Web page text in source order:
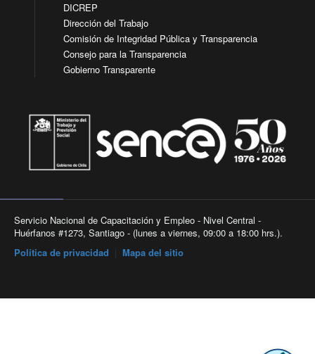
DICREP
Dirección del Trabajo
Comisión de Integridad Pública y Transparencia
Consejo para la Transparencia
Gobierno Transparente
Servicio Nacional de Capacitación y Empleo - Nivel Central -
Huérfanos #1273, Santiago - (lunes a viernes, 09:00 a 18:00 hrs.).
Política de privacidad
Mapa del sitio